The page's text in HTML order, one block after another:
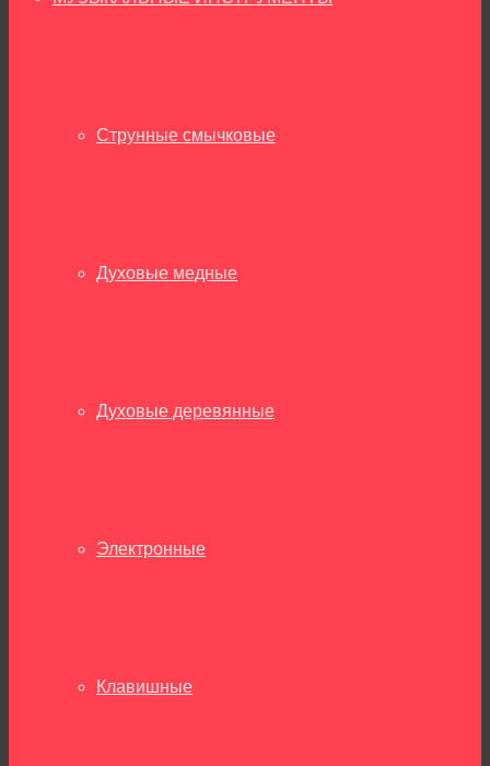
Струнные смычковые
Духовые медные
Духовые деревянные
Электронные
Клавишные